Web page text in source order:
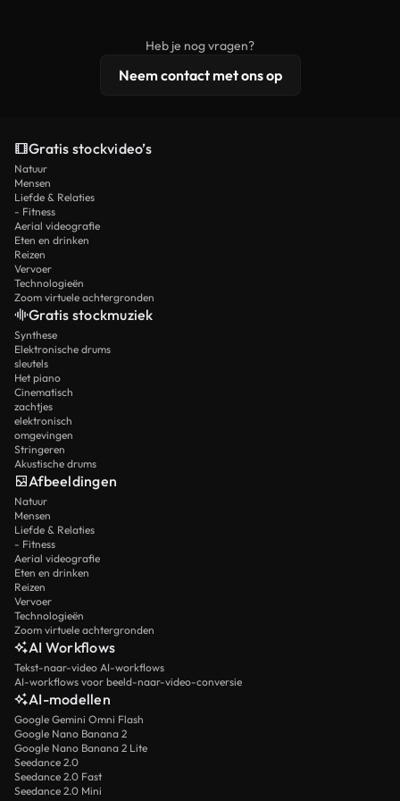
licentiebescherming omvat.
Heb je nog vragen?
Neem contact met ons op
Gratis stockvideo’s
Natuur
Mensen
Liefde & Relaties
- Fitness
Aerial videografie
Eten en drinken
Reizen
Vervoer
Technologieën
Zoom virtuele achtergronden
Gratis stockmuziek
Synthese
Elektronische drums
sleutels
Het piano
Cinematisch
zachtjes
elektronisch
omgevingen
Stringeren
Akustische drums
Afbeeldingen
Natuur
Mensen
Liefde & Relaties
- Fitness
Aerial videografie
Eten en drinken
Reizen
Vervoer
Technologieën
Zoom virtuele achtergronden
AI Workflows
Tekst-naar-video AI-workflows
AI-workflows voor beeld-naar-video-conversie
AI-modellen
Google Gemini Omni Flash
Google Nano Banana 2
Google Nano Banana 2 Lite
Seedance 2.0
Seedance 2.0 Fast
Seedance 2.0 Mini